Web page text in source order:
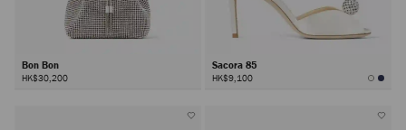
Bon Bon
HK$30,200
Sacora 85
HK$9,100